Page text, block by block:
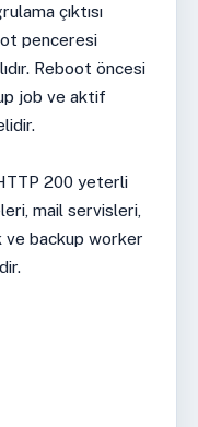
çıktısı
penceresi
Reboot öncesi
job ve aktif
200 yeterli
mail servisleri,
ve backup worker